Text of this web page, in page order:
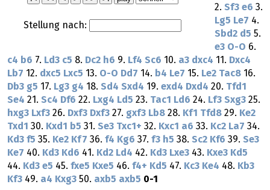
Stellung nach:
2. Sf3 e6 3.
Lg5 Le7 4.
Sbd2 d5 5.
e3 O-O 6.
c4 b6 7. Ld3 c5 8. Dc2 h6 9. Lf4 Sc6 10. a3 dxc4 11. Dxc4
Lb7 12. dxc5 Lxc5 13. O-O Dd7 14. b4 Le7 15. Le2 Tac8 16.
Db3 g5 17. Lg3 g4 18. Sd4 Sxd4 19. exd4 Dxd4 20. Tfd1
Se4 21. Sc4 Df6 22. Lxg4 Ld5 23. Tac1 Ld6 24. Lf3 Sxg3 25.
hxg3 Lxf3 26. Dxf3 Dxf3 27. gxf3 Lb8 28. Kf1 Tfd8 29. Ke2
Txd1 30. Kxd1 b5 31. Se3 Txc1+ 32. Kxc1 a6 33. Kc2 La7 34.
Kd3 f5 35. Ke2 Kf7 36. f4 Kg6 37. f3 h5 38. Sc2 Kf6 39. Se3
Ke7 40. Kd3 Kd6 41. Kd2 Ld4 42. Kd3 Lxe3 43. Kxe3 Kd5
44. Kd3 e5 45. fxe5 Kxe5 46. f4+ Kd5 47. Kc3 Ke4 48. Kb3
Kf3 49. a4 Kxg3 50. axb5 axb5 0-1